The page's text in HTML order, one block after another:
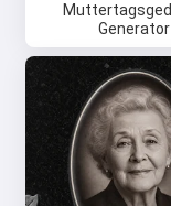
Generator